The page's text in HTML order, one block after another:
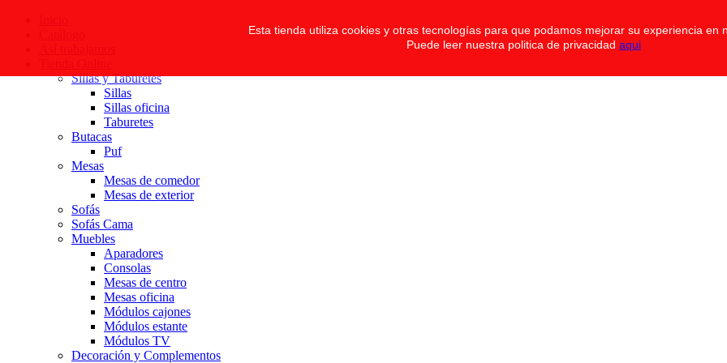
Sillas y Taburetes
Sillas
Sillas oficina
Taburetes
Butacas
Puf
Mesas
Mesas de comedor
Mesas de exterior
Sofás
Sofás Cama
Muebles
Aparadores
Consolas
Mesas de centro
Mesas oficina
Módulos cajones
Módulos estante
Módulos TV
Decoración y Complementos
Esta tienda utiliza cookies y otras tecnologías para que podamos mejorar su experiencia en
Puede leer nuestra politica de privacidad aqui